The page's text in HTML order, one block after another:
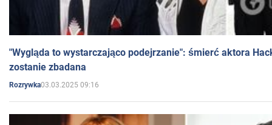
"Wygląda to wystarczająco podejrzanie": śmierć aktora
zostanie zbadana
Rozrywka03.03.2025 09:16